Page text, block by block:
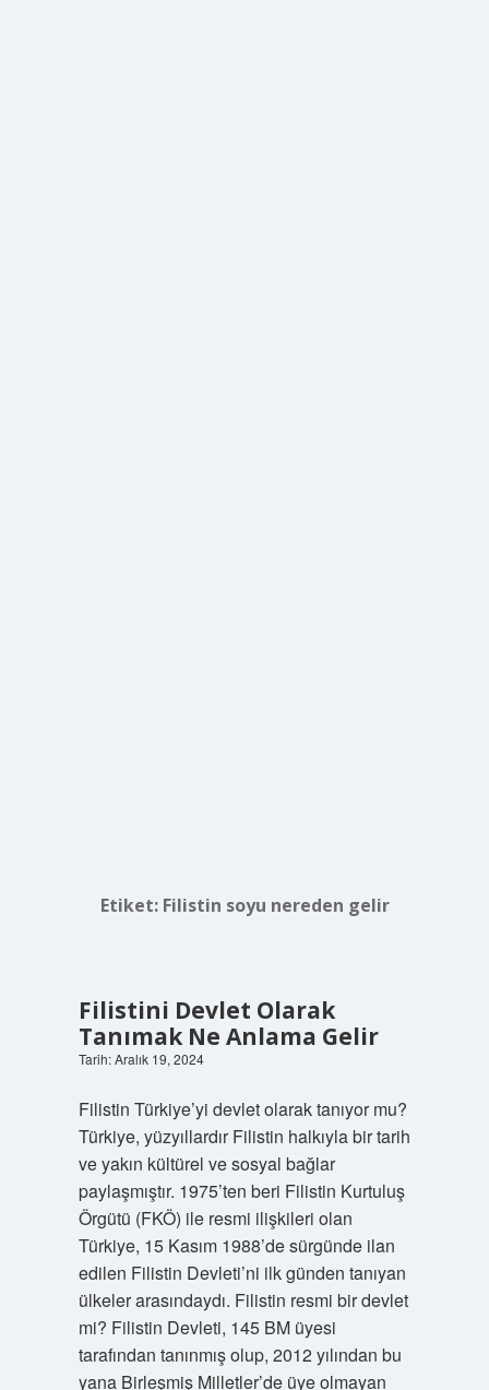
Etiket: Filistin soyu nereden gelir
Filistini Devlet Olarak
Tanımak Ne Anlama Gelir
Tarih: Aralık 19, 2024
Filistin Türkiye’yi devlet olarak tanıyor mu?
Türkiye, yüzyıllardır Filistin halkıyla bir tarih
ve yakın kültürel ve sosyal bağlar
paylaşmıştır. 1975’ten beri Filistin Kurtuluş
Örgütü (FKÖ) ile resmi ilişkileri olan
Türkiye, 15 Kasım 1988’de sürgünde ilan
edilen Filistin Devleti’ni ilk günden tanıyan
ülkeler arasındaydı. Filistin resmi bir devlet
mi? Filistin Devleti, 145 BM üyesi
tarafından tanınmış olup, 2012 yılından bu
yana Birleşmiş Milletler’de üye olmayan